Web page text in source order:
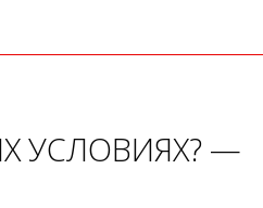
УСЛОВИЯХ? —